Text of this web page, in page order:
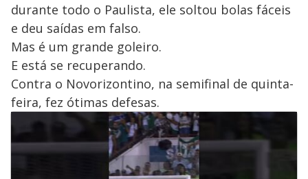
durante todo o Paulista, ele soltou bolas fáceis
e deu saídas em falso.
Mas é um grande goleiro.
E está se recuperando.
Contra o Novorizontino, na semifinal de quinta-
feira, fez ótimas defesas.